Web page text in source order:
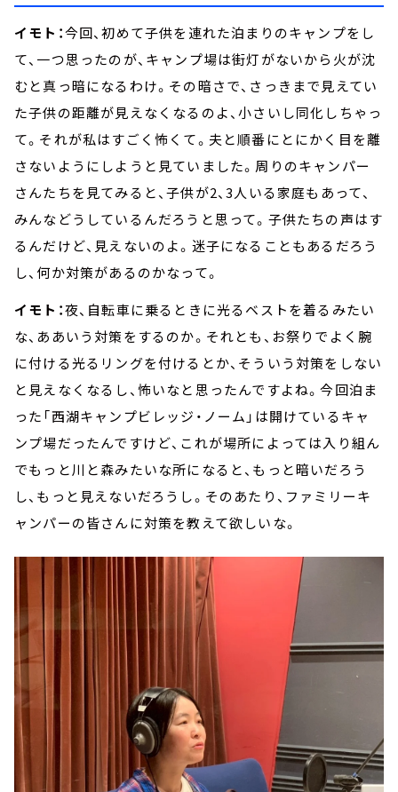
イモト：今回、初めて子供を連れた泊まりのキャンプをし
て、一つ思ったのが、キャンプ場は街灯がないから火が沈
むと真っ暗になるわけ。その暗さで、さっきまで見えてい
た子供の距離が見えなくなるのよ、小さいし同化しちゃっ
て。それが私はすごく怖くて。夫と順番にとにかく目を離
さないようにしようと見ていました。周りのキャンパー
さんたちを見てみると、子供が2、3人いる家庭もあって、
みんなどうしているんだろうと思って。子供たちの声はす
るんだけど、見えないのよ。迷子になることもあるだろう
し、何か対策があるのかなって。
イモト：夜、自転車に乗るときに光るベストを着るみたい
な、ああいう対策をするのか。それとも、お祭りでよく腕
に付ける光るリングを付けるとか、そういう対策をしない
と見えなくなるし、怖いなと思ったんですよね。今回泊ま
った「西湖キャンプビレッジ・ノーム」は開けているキャ
ンプ場だったんですけど、これが場所によっては入り組ん
でもっと川と森みたいな所になると、もっと暗いだろう
し、もっと見えないだろうし。そのあたり、ファミリーキ
ャンパーの皆さんに対策を教えて欲しいな。